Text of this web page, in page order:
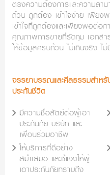
ตรงความต้องการและความสา
ถ้วน ถูกต้อง เข้าใจง่าย เพียง
เข้าใจที่ถูกต้องและเพียงพอต่อ
คุณภาพการขายที่รัดกุม เอกส
ให้ข้อมูลครบถ้วน ไม่เกินจริง ไม่
จรรยาบรรณและศีลธรรมสำหรั
ประกันชีวิต
มีความซื่อสัตย์ต่อผู้เอา
ประกันภัย บริษัท และ
เพื่อนร่วมอาชีพ
ให้บริการที่ดีอย่าง
สม่ำเสมอ และชี้แจงให้ผู้
เอาประกันภัยทราบถึง